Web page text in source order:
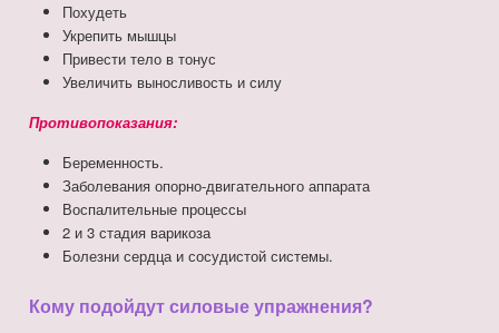
Похудеть
Укрепить мышцы
Привести тело в тонус
Увеличить выносливость и силу
Противопоказания:
Беременность.
Заболевания опорно-двигательного аппарата
Воспалительные процессы
2 и 3 стадия варикоза
Болезни сердца и сосудистой системы.
Кому подойдут силовые упражнения?